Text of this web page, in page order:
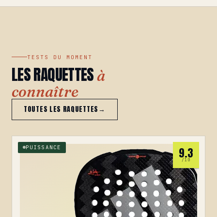
TESTS DU MOMENT
LES RAQUETTESà
connaître
TOUTES LES RAQUETTES→
PUISSANCE 9.3
/10